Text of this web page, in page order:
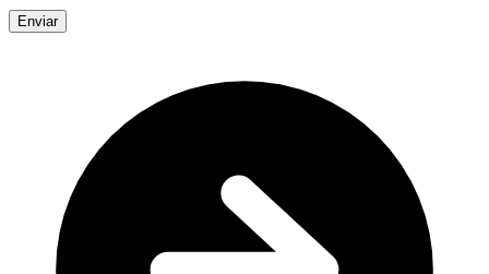
Enviar